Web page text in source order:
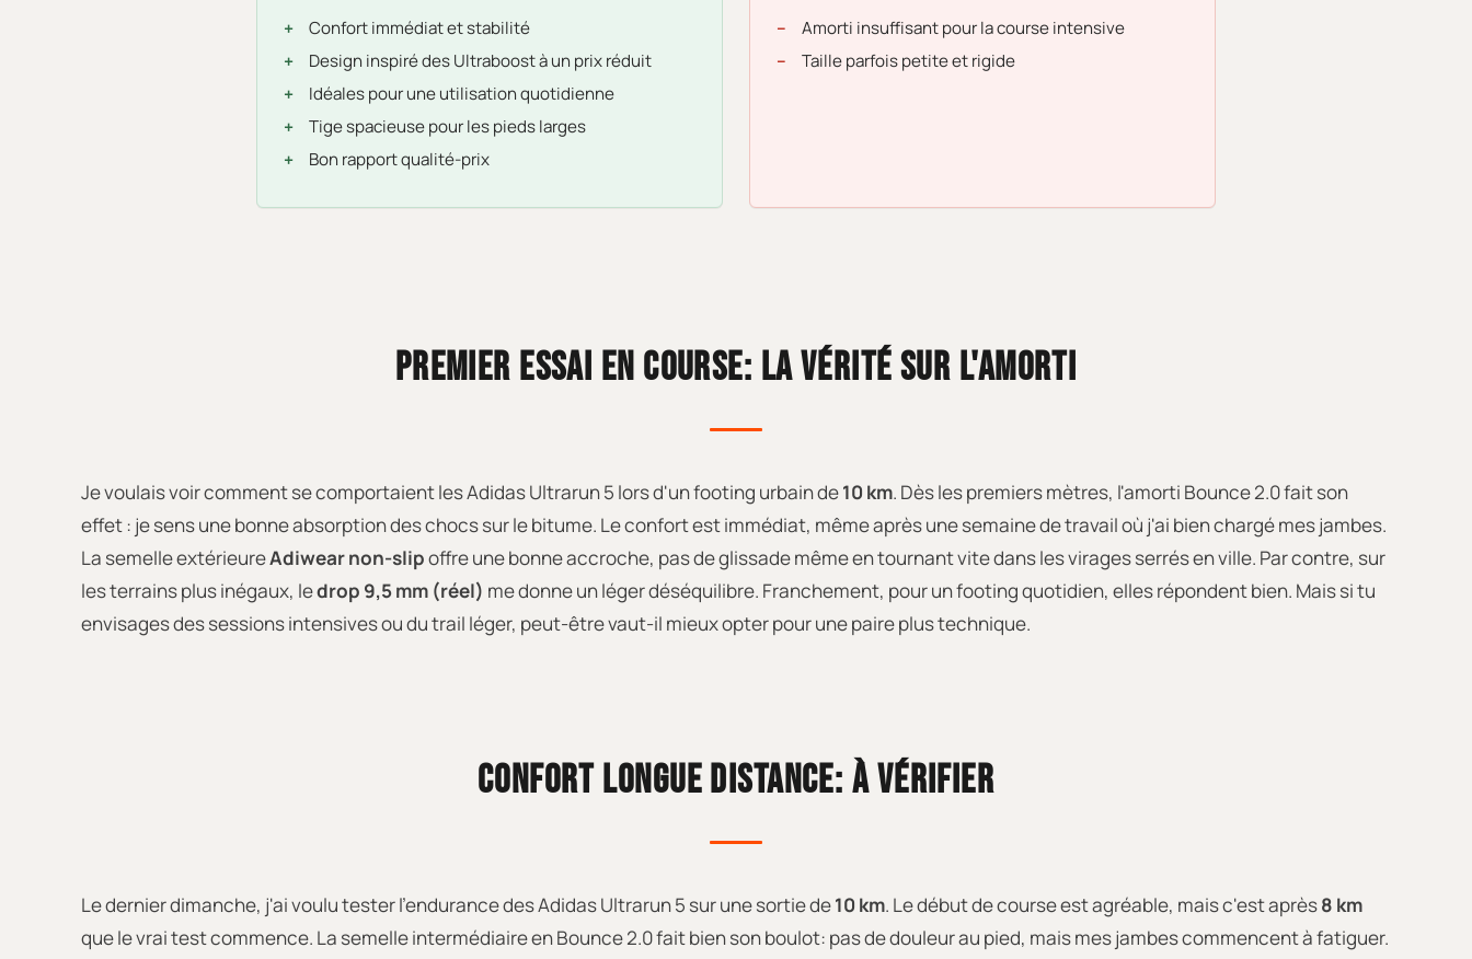
Confort immédiat et stabilité
Design inspiré des Ultraboost à un prix réduit
Idéales pour une utilisation quotidienne
Tige spacieuse pour les pieds larges
Bon rapport qualité-prix
Amorti insuffisant pour la course intensive
Taille parfois petite et rigide
PREMIER ESSAI EN COURSE: LA VÉRITÉ SUR L'AMORTI
Je voulais voir comment se comportaient les Adidas Ultrarun 5 lors d'un footing urbain de10 km. Dès les premiers mètres, l'amorti Bounce 2.0 fait son
effet : je sens une bonne absorption des chocs sur le bitume. Le confort est immédiat, même après une semaine de travail où j'ai bien chargé mes jambes.
La semelle extérieureAdiwear non-slipoffre une bonne accroche, pas de glissade même en tournant vite dans les virages serrés en ville. Par contre, sur
les terrains plus inégaux, ledrop 9,5 mm (réel) me donne un léger déséquilibre. Franchement, pour un footing quotidien, elles répondent bien. Mais si tu
envisages des sessions intensives ou du trail léger, peut-être vaut-il mieux opter pour une paire plus technique.
CONFORT LONGUE DISTANCE: À VÉRIFIER
Le dernier dimanche, j'ai voulu tester l'endurance des Adidas Ultrarun 5 sur une sortie de10 km. Le début de course est agréable, mais c'est après8 km
que le vrai test commence. La semelle intermédiaire en Bounce 2.0 fait bien son boulot: pas de douleur au pied, mais mes jambes commencent à fatiguer.